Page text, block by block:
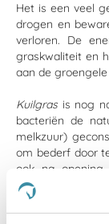
Het is een veel
drogen en
verloren. De
graskwaliteit en
aan de
Kuilgras is nog
bacteriën de
melkzuur)
om bederf door
ook na
Kuilgras is
hoeveelheid
Een bijkomend